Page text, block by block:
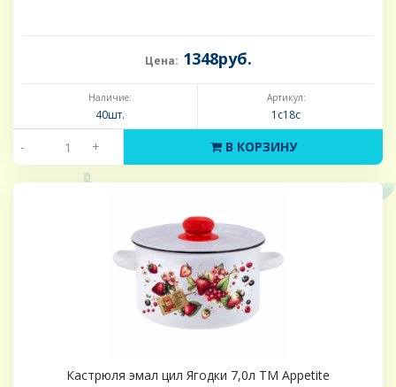
Цена: 1348руб.
Наличие:
40шт.
Артикул:
1с18с
- + В КОРЗИНУ
Кастрюля эмал цил Ягодки 7,0л ТМ Appetite